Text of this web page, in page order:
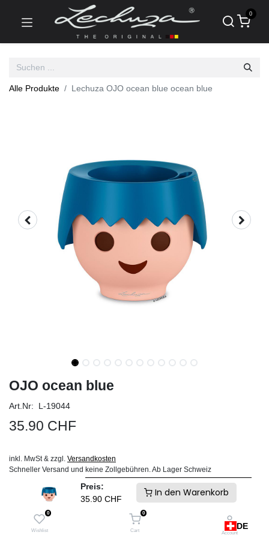
Preis:
35.90 CHF
In den Warenkorb
0
Wishlist
0
Cart Account
0
Alle Produkte Lechuza OJO ocean blue ocean blue
OJO ocean blue
Art.Nr: L-19044
35.90 CHF
inkl. MwSt & zzgl. Versandkosten
Schneller Versand und keine Zollgebühren. Ab Lager Schweiz
IN DEN WARENKORB
Auf die Wunschliste
DE